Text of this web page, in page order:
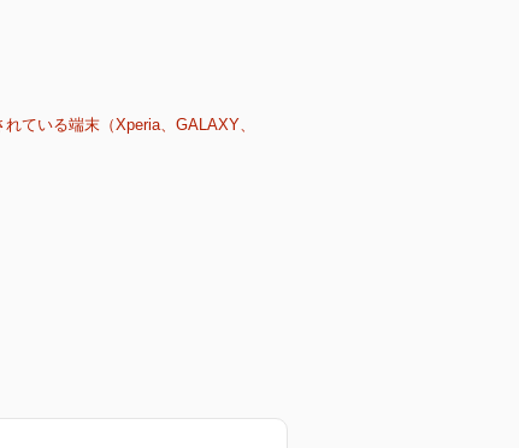
ている端末（Xperia、GALAXY、